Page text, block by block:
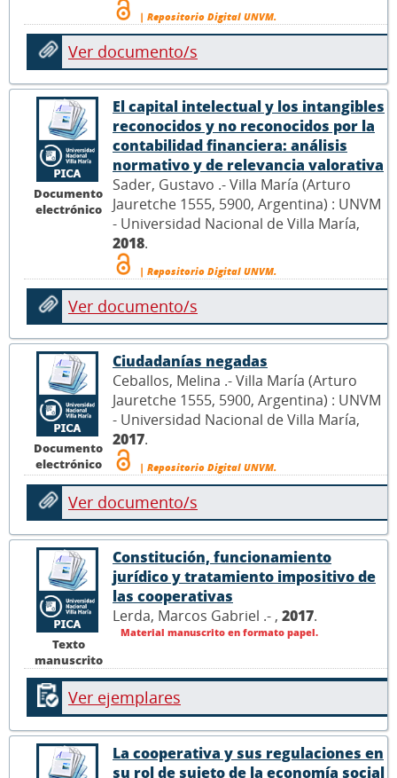
| Repositorio Digital UNVM.
Ver documento/s
Documento
electrónico
El capital intelectual y los intangibles
reconocidos y no reconocidos por la
contabilidad financiera: análisis
normativo y de relevancia valorativa
Sader, Gustavo .- Villa María (Arturo
Jauretche 1555, 5900, Argentina) : UNVM
- Universidad Nacional de Villa María,
2018.
| Repositorio Digital UNVM.
Ver documento/s
Documento
electrónico
Ciudadanías negadas
Ceballos, Melina .- Villa María (Arturo
Jauretche 1555, 5900, Argentina) : UNVM
- Universidad Nacional de Villa María,
2017.
| Repositorio Digital UNVM.
Ver documento/s
Texto
manuscrito
Constitución, funcionamiento
jurídico y tratamiento impositivo de
las cooperativas
Lerda, Marcos Gabriel .- , 2017.
Material manuscrito en formato papel.
Ver ejemplares
La cooperativa y sus regulaciones en
su rol de sujeto de la economía social